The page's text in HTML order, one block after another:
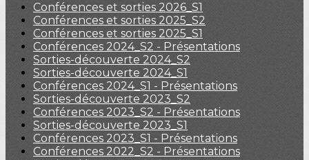
Conférences et sorties 2026_S1
Conférences et sorties 2025_S2
Conférences et sorties 2025_S1
Conférences 2024_S2 - Présentations
Sorties-découverte 2024_S2
Sorties-découverte 2024_S1
Conférences 2024_S1 - Présentations
Sorties-découverte 2023_S2
Conférences 2023_S2 - Présentations
Sorties-découverte 2023_S1
Conférences 2023_S1 - Présentations
Conférences 2022_S2 - Présentations